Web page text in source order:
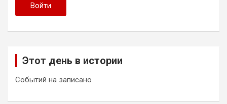
Войти
Этот день в истории
Событий на записано